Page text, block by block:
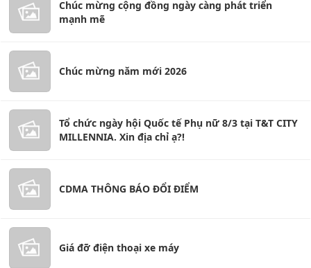
Chúc mừng cộng đồng ngày càng phát triển
mạnh mẽ
Chúc mừng năm mới 2026
Tổ chức ngày hội Quốc tế Phụ nữ 8/3 tại T&T CITY
MILLENNIA. Xin địa chỉ ạ?!
CDMA THÔNG BÁO ĐỔI ĐIỂM
Giá đỡ điện thoại xe máy